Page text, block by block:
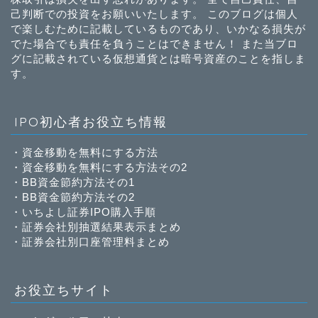
己判断での投資をお願いいたします。 このブログは個人
で楽しむために記載しているものであり、いかなる損失が
でた場合でも責任を負うことはできません！ また当ブロ
グに記載されている仮想通貨とは暗号資産のことを指しま
す。
IPO初心者お役立ち情報
・ 資金移動を無料にする方法
・ 資金移動を無料にする方法その2
・ BB資金節約方法その1
・ BB資金節約方法その2
・ いちよし証券IPO購入手順
・ 証券会社別抽選結果表示まとめ
・ 証券会社別口座管理料まとめ
お役立ちサイト